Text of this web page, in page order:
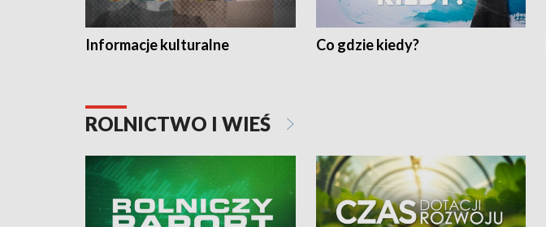
Informacje kulturalne Co gdzie kiedy?
ROLNICTWO I WIEŚ